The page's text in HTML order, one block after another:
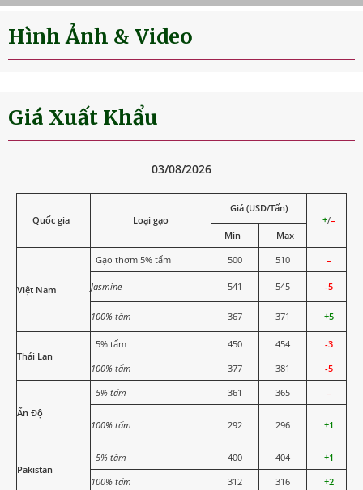
Hình Ảnh & Video
Giá Xuất Khẩu
03/08/2026
Quốc gia Loại gạo
Giá (USD/Tấn)
+/–
Min
Max
Việt Nam
Gạo thơm 5% tấm 500 510 –
Jasmine 541 545 -5
100% tấm 367 371 +5
Thái Lan
5% tấm 450 454
-3
100% tấm
377 381 -5
Ấn Độ
5% tấm 361 365 –
100% tấm 292 296 +1
Pakistan
5% tấm 400 404
+1
100% tấm
312 316
+2